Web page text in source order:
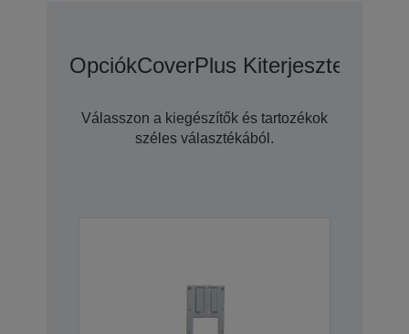
OpciókCoverPlus Kiterjesztett
Válasszon a kiegészítők és tartozékok
széles választékából.